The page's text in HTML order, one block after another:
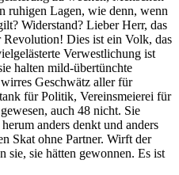
ruhigen Lagen, wie denn, wenn
Widerstand? Lieber Herr, das
Dies ist ein Volk, das
Verwestlichung ist
halten mild-übertünchte
Geschwätz aller für
für Politik, Vereinsmeierei für
auch 48 nicht. Sie
anders denkt und anders
Skat ohne Partner. Wirft der
sie, sie hätten gewonnen. Es ist